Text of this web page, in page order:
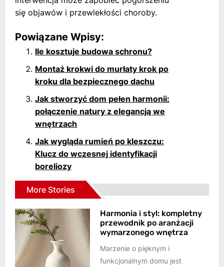
się objawów i przewlekłości choroby.
Powiązane Wpisy:
Ile kosztuje budowa schronu?
Montaż krokwi do murłaty krok po
kroku dla bezpiecznego dachu
Jak stworzyć dom pełen harmonii:
połączenie natury z elegancją we
wnętrzach
Jak wygląda rumień po kleszczu:
Klucz do wczesnej identyfikacji
boreliozy
More Stories
Harmonia i styl: kompletny
przewodnik po aranżacji
wymarzonego wnętrza
Marzenie o pięknym i
funkcjonalnym domu jest